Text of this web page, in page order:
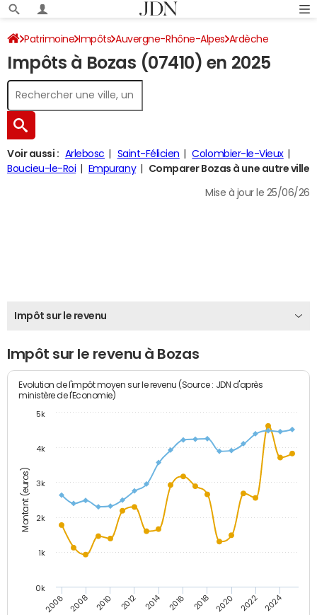
Patrimoine Impôts Auvergne-Rhône-Alpes Ardèche
Bozas Impôt sur le revenu
Impôts à Bozas (07410) en 2025
Voir aussi : Arlebosc Saint-Félicien
Colombier-le-Vieux
Boucieu-le-Roi
Empurany Comparer Bozas à une autre ville
Mise à jour le 25/06/26
Impôt sur le revenu
Impôt sur le revenu à Bozas
Montant (euros)
Evolution de l'impôt moyen sur le revenu (Source : JDN d'après
ministère de l'Economie)
2006 2008 2010 2012 2014 2016 2018 2020 2022 2024
0k
1k
2k
3k
4k
5k